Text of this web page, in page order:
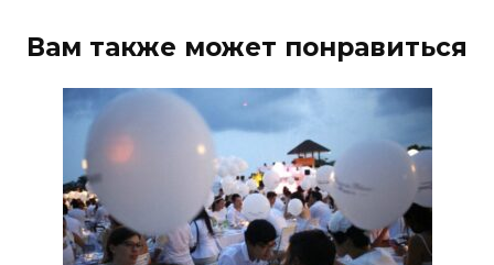
Вам также может понравиться